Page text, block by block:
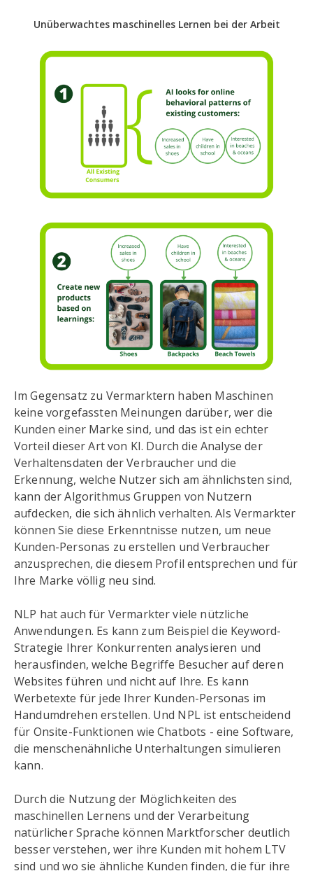
Unüberwachtes maschinelles Lernen bei der Arbeit
Im Gegensatz zu Vermarktern haben Maschinen
keine vorgefassten Meinungen darüber, wer die
Kunden einer Marke sind, und das ist ein echter
Vorteil dieser Art von KI. Durch die Analyse der
Verhaltensdaten der Verbraucher und die
Erkennung, welche Nutzer sich am ähnlichsten sind,
kann der Algorithmus Gruppen von Nutzern
aufdecken, die sich ähnlich verhalten. Als Vermarkter
können Sie diese Erkenntnisse nutzen, um neue
Kunden-Personas zu erstellen und Verbraucher
anzusprechen, die diesem Profil entsprechen und für
Ihre Marke völlig neu sind.
NLP hat auch für Vermarkter viele nützliche
Anwendungen. Es kann zum Beispiel die Keyword-
Strategie Ihrer Konkurrenten analysieren und
herausfinden, welche Begriffe Besucher auf deren
Websites führen und nicht auf Ihre. Es kann
Werbetexte für jede Ihrer Kunden-Personas im
Handumdrehen erstellen. Und NPL ist entscheidend
für Onsite-Funktionen wie Chatbots - eine Software,
die menschenähnliche Unterhaltungen simulieren
kann.
Durch die Nutzung der Möglichkeiten des
maschinellen Lernens und der Verarbeitung
natürlicher Sprache können Marktforscher deutlich
besser verstehen, wer ihre Kunden mit hohem LTV
sind und wo sie ähnliche Kunden finden, die für ihre